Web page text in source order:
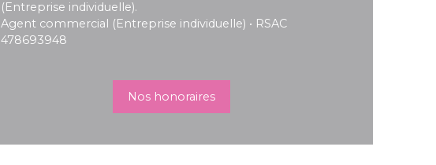
(Entreprise individuelle).
Agent commercial (Entreprise individuelle) • RSAC
478693948
Nos honoraires